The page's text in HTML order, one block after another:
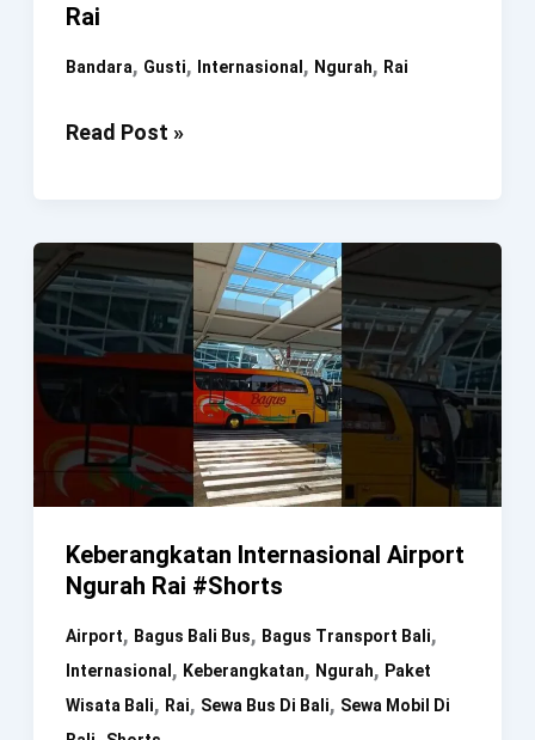
Rai
Bandara, Gusti, Internasional , Ngurah, Rai
Bandara
Ngurah
Rai
Read Post »
Keberangkatan Internasional Airport
Ngurah Rai #Shorts
Airport, Bagus Bali Bus, Bagus Transport Bali,
Internasional , Keberangkatan, Ngurah, Paket
Wisata Bali, Rai, Sewa Bus Di Bali, Sewa Mobil Di